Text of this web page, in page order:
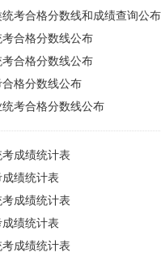
考合格分数线和成绩查询公布
合格分数线公布
合格分数线公布
格分数线公布
考合格分数线公布
成绩统计表
绩统计表
成绩统计表
绩统计表
成绩统计表